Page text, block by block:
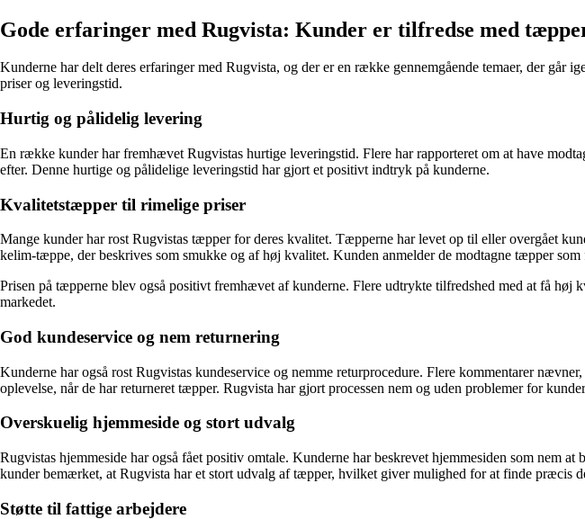
Gode erfaringer med Rugvista: Kunder er tilfredse med
Kunderne har delt deres erfaringer med Rugvista, og der er en række gennemgående temaer, der
priser og leveringstid.
Hurtig og pålidelig levering
En række kunder har fremhævet Rugvistas hurtige leveringstid. Flere har rapporteret om at have
efter. Denne hurtige og pålidelige leveringstid har gjort et positivt indtryk på kunderne.
Kvalitetstæpper til rimelige priser
Mange kunder har rost Rugvistas tæpper for deres kvalitet. Tæpperne har levet op til eller overgået
kelim-tæppe, der beskrives som smukke og af høj kvalitet. Kunden anmelder de modtagne tæpper
Prisen på tæpperne blev også positivt fremhævet af kunderne. Flere udtrykte tilfredshed med at få
markedet.
God kundeservice og nem returnering
Kunderne har også rost Rugvistas kundeservice og nemme returprocedure. Flere kommentarer
oplevelse, når de har returneret tæpper. Rugvista har gjort processen nem og uden problemer for
Overskuelig hjemmeside og stort udvalg
Rugvistas hjemmeside har også fået positiv omtale. Kunderne har beskrevet hjemmesiden som nem
kunder bemærket, at Rugvista har et stort udvalg af tæpper, hvilket giver mulighed for at finde præcis
Støtte til fattige arbejdere